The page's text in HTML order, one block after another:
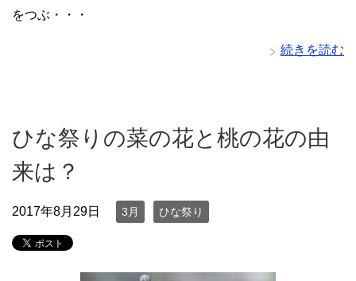
をつぶ・・・
続きを読む
ひな祭りの菜の花と桃の花の由
来は？
2017年8月29日 3月 ひな祭り